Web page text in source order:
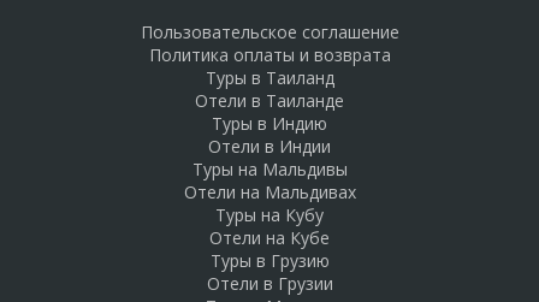
Пользовательское соглашение
Политика оплаты и возврата
Туры в Таиланд
Отели в Таиланде
Туры в Индию
Отели в Индии
Туры на Мальдивы
Отели на Мальдивах
Туры на Кубу
Отели на Кубе
Туры в Грузию
Отели в Грузии